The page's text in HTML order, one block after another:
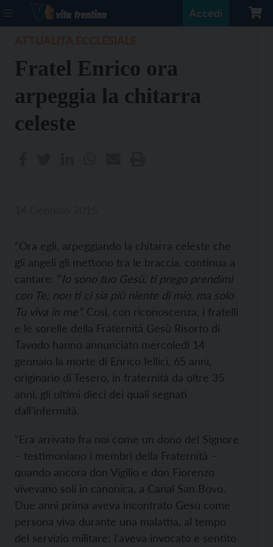
Accedi
Fratel Enrico ora
arpeggia la chitarra
celeste
“Ora egli, arpeggiando la chitarra celeste che
gli angeli gli mettono tra le braccia, continua a
cantare: “Io sono tuo Gesù, ti prego prendimi
con Te; non ti ci sia più niente di mio, ma solo
Tu viva in me”. Così, con riconoscenza, i fratelli
e le sorelle della Fraternità Gesù Risorto di
Tavodo hanno annunciato mercoledì 14
gennaio la morte di Enrico Iellici, 65 anni,
originario di Tesero, in fraternità da oltre 35
anni, gli ultimi dieci dei quali segnati
dall'infermità.
“Era arrivato fra noi come un dono del Signore
– testimoniano i membri della Fraternità –
quando ancora don Vigilio e don Fiorenzo
vivevano soli in canonica, a Canal San Bovo.
Due anni prima aveva incontrato Gesù come
persona viva durante una malattia, al tempo
del servizio militare: l’aveva invocato e sentito